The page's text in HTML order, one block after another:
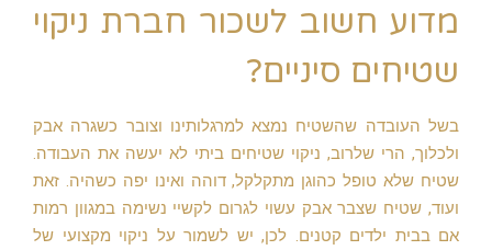
מדוע חשוב לשכור חברת ניקוי
שטיחים סיניים?
בשל העובדה שהשטיח נמצא למרגלותינו וצובר כשגרה אבק
ולכלוך, הרי שלרוב, ניקוי שטיחים ביתי לא יעשה את העבודה.
שטיח שלא טופל כהוגן מתקלקל, דוהה ואינו יפה כשהיה. זאת
ועוד, שטיח שצבר אבק עשוי לגרום לקשיי נשימה במגוון רמות
אם בבית ילדים קטנים. לכן, יש לשמור על ניקוי מקצועי של